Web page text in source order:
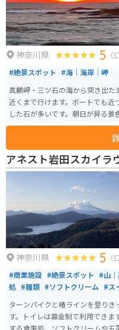
神奈川県 5 （
#絶景スポット #海｜海岸｜岬
真鶴岬・三ツ石の海から突き出
近くまで行けます。ボートでも近
した石が多いです。朝日が昇る
トにもなっています。
アネスト岩田スカイラ
神奈川県 5 （
#商業施設 #絶景スポット #山
処 #麺類 #ソフトクリーム #ス
ターンパイクと椿ラインを登り
す。トイレは募金制で利用でき